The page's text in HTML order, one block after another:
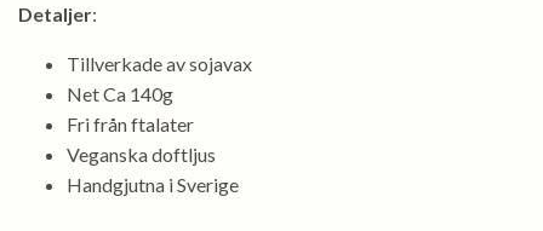
Detaljer:
Tillverkade av sojavax
Net Ca 140g
Fri från ftalater
Veganska doftljus
Handgjutna i Sverige